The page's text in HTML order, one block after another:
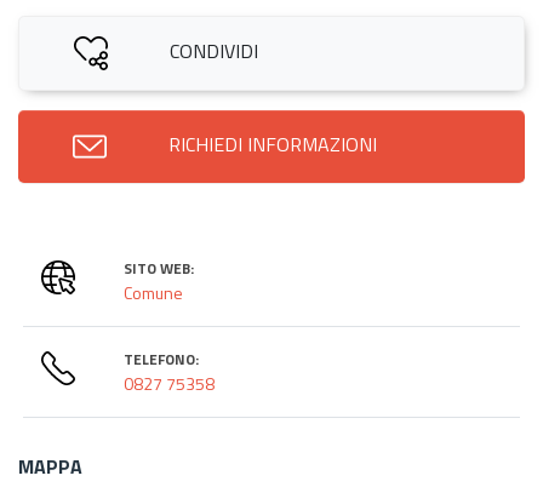
CONDIVIDI
RICHIEDI INFORMAZIONI
SITO WEB:
Comune
TELEFONO:
0827 75358
MAPPA